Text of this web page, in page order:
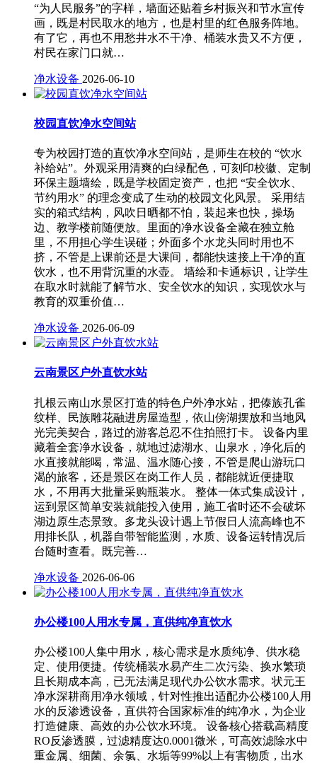
“为人民服务”的字样，墙面还贴着乡村振兴和节水宣传
画，既是村民取水的地方，也是村里的红色服务阵地。
有了它，再也不用愁井水不干净、桶装水贵又不方便，
村民在家门口就…
净水设备 2026-06-10
校园直饮净水空间站
专为校园打造的直饮净水空间站，是师生在校的 “饮水
补给站”。外观采用清爽的白绿配色，可刻印校徽、定制
环保主题墙绘，既是学校固定资产，也把 “安全饮水、
节约用水” 的理念变成了生动的校园文化风景。 采用结
实的箱式结构，风吹日晒都不怕，装起来也快，操场
边、教学楼前随便放。里面的净水设备全藏在独立舱
里，不用担心学生误碰；外面多个水龙头同时用也不
挤，不管是上课前还是大课间，都能快速接上干净的直
饮水，也不用背沉重的水壶。 墙绘和卡通标识，让学生
在取水时就能了解节水、安全饮水的知识，实现饮水与
教育的双重价值…
净水设备 2026-06-09
云南景区户外直饮水站
扎根云南山水景区打造的特色户外净水站，把傣族孔雀
纹样、民族雕花融进房屋造型，依山傍湖摆放和当地风
光完美契合，路过的游客总忍不住拍照打卡。 设备内里
藏着全套净水设备，就地过滤湖水、山泉水，净化后的
水直接就能喝，常温、温水随心接，不管是爬山游玩口
渴的旅客，还是景区在岗工作人员，都能就近便捷取
水，不用再大批量采购瓶装水。 整体一体式集成设计，
运到景区简单安装就能投入使用，施工省时还不会破坏
湖边原生态景致。多龙头设计遇上节假日人流高峰也不
用排长队，机器自带智能监测，水质、设备运转情况后
台随时查看。既完善…
净水设备 2026-06-06
办公楼100人用水专属，直供纯净直饮水
办公楼100人集中用水，核心需求是水质纯净、供水稳
定、使用便捷。传统桶装水易产生二次污染、换水繁琐
且长期成本高，已无法满足现代办公饮水需求。状元王
净水深耕商用净水领域，针对性推出适配办公楼100人用
水的反渗透设备，直供符合国家标准的纯净水，为企业
打造健康、高效的办公饮水环境。 设备核心搭载高精度
RO反渗透膜，过滤精度达0.0001微米，可高效滤除水中
重金属、细菌、余氯、水垢等99%以上有害物质，出水